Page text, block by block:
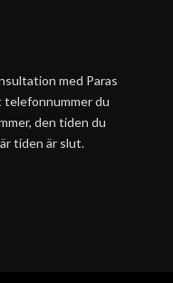
med Paras
telefonnummer du
den tiden du
tiden är slut.